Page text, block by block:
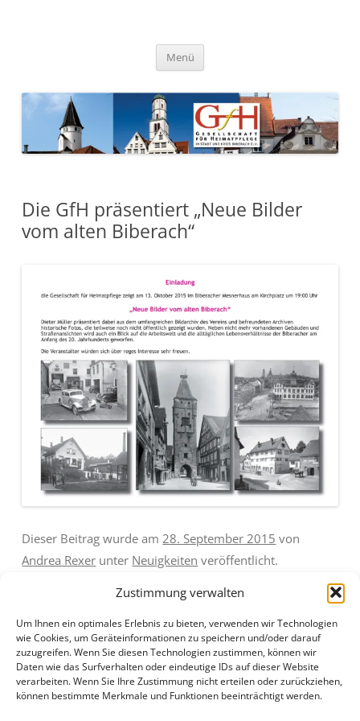
Zustimmung verwalten
Um Ihnen ein optimales Erlebnis zu bieten, verwenden wir Technologien
wie Cookies, um Geräteinformationen zu speichern und/oder darauf
zuzugreifen. Wenn Sie diesen Technologien zustimmen, können wir
Daten wie das Surfverhalten oder eindeutige IDs auf dieser Website
verarbeiten. Wenn Sie Ihre Zustimmung nicht erteilen oder zurückziehen,
können bestimmte Merkmale und Funktionen beeinträchtigt werden.
Gesellschaft für Heimatpflege
in Stadt und Kreis Biberach e.
V.
Menü
Die GfH präsentiert „Neue Bilder
vom alten Biberach“
Dieser Beitrag wurde am28. September 2015 von
Andrea Rexer unter Neuigkeiten veröffentlicht.
Beitragsnavigation
←Programm der
Abschlussfahrt am Sonntag,
Aktivitäten der Gesellschaft